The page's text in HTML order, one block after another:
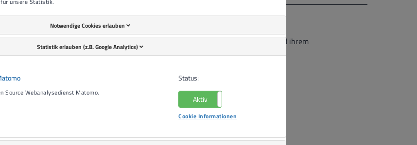
Lebenshilfe Offenburg-Oberkirch e.V. mit Ihrem Unternehmen ASW+W gGmbH und ihrem
Im Seewinkel 3
77652
Notwendige Cookies erlauben
Statistik erlauben (z.B. Google Analytics)
Source Webanalysedienst Matomo.
Status:
Aktiv
Cookie Informationen